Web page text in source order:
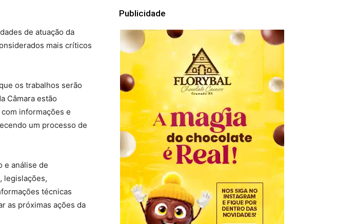
de atuação da
mais críticos
os trabalhos serão
Câmara estão
informações e
um processo de
e análise de
legislações,
técnicas
as próximas ações da
Publicidade